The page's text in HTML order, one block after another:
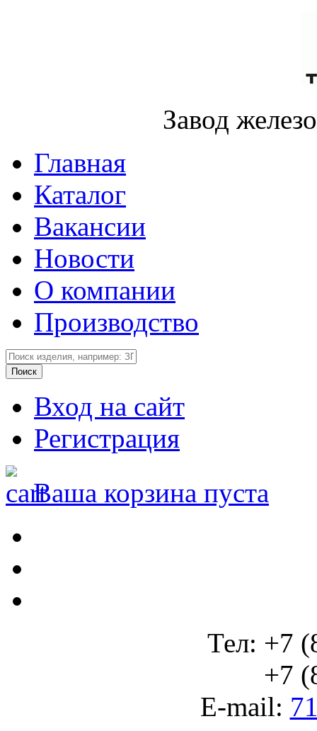
Завод
Главная
Каталог
Вакансии
Новости
О компании
Производство
Вход на сайт
Регистрация
Ваша корзина пуста
Тел: +7
+7
E-mail: